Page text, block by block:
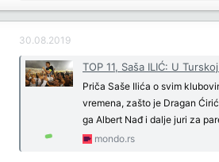
a
t
i
o
n
30.08.2019
TOP 11, Saša ILIĆ: U
Priča Saše Ilića o svim
vremena, zašto je Dragan
ga Albert Nađ i dalje juri za
mondo.rs